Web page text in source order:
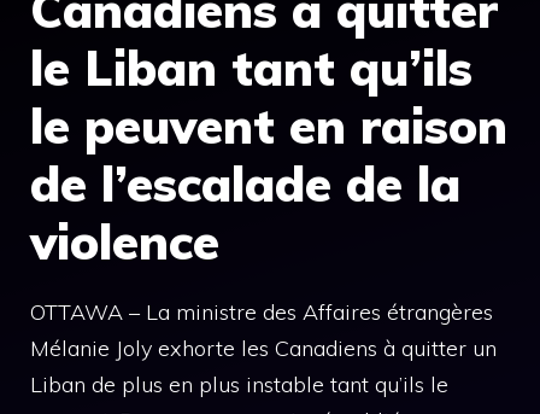
le Liban tant qu’ils
le peuvent en raison
de l’escalade de la
violence
OTTAWA – La ministre des Affaires étrangères
Mélanie Joly exhorte les Canadiens à quitter un
Liban de plus en plus instable tant qu’ils le